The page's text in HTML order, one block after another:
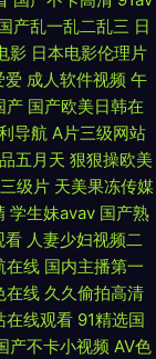
成人入口 韩日亚洲欧
97国语资源 免费国
密桃 男人色色天堂
国产精品久久内蒙
久 51海角视频在线
看 91在线观看资源
产乱一乱二乱三 日
影 日本电影伦理片
爱 成人软件视频 午
产 国产欧美日韩在
导航 A片三级网站
五月天 狠狠操欧美
级片 天美果冻传媒
学生妹avav 国产熟
看 人妻少妇视频二
在线 国内主播第一
在线 久久偷拍高清
在线观看 91精选国
产不卡小视频 AV色